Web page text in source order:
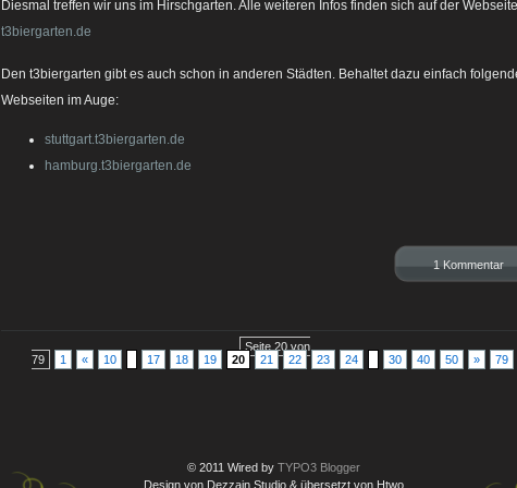
Diesmal treffen wir uns im Hirschgarten. Alle weiteren Infos finden sich auf der
t3biergarten.de
Den t3biergarten gibt es auch schon in anderen Städten. Behaltet dazu einfach
Webseiten im Auge:
stuttgart.t3biergarten.de
hamburg.t3biergarten.de
1 Kommentar
Seite 20 von
79
1 « 10 17 18 19 20 21 22 23 24 30 40 50 » 79
© 2011 Wired by TYPO3 Blogger
Design von Dezzain Studio & übersetzt von Htwo